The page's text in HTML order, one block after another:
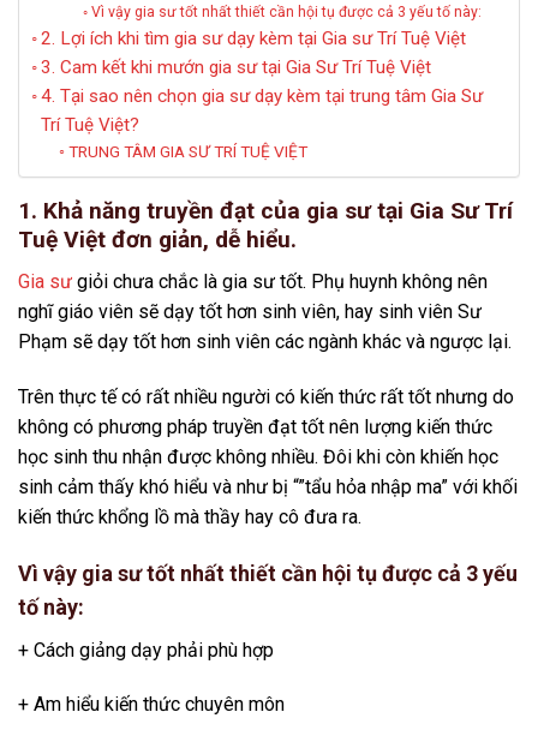
Vì vậy gia sư tốt nhất thiết cần hội tụ được cả 3 yếu tố này:
2. Lợi ích khi tìm gia sư dạy kèm tại Gia sư Trí Tuệ Việt
3. Cam kết khi mướn gia sư tại Gia Sư Trí Tuệ Việt
4. Tại sao nên chọn gia sư dạy kèm tại trung tâm Gia Sư
Trí Tuệ Việt?
TRUNG TÂM GIA SƯ TRÍ TUỆ VIỆT
1. Khả năng truyền đạt của gia sư tại Gia Sư Trí
Tuệ Việt đơn giản, dễ hiểu.
Gia sư giỏi chưa chắc là gia sư tốt. Phụ huynh không nên
nghĩ giáo viên sẽ dạy tốt hơn sinh viên, hay sinh viên Sư
Phạm sẽ dạy tốt hơn sinh viên các ngành khác và ngược lại.
Trên thực tế có rất nhiều người có kiến thức rất tốt nhưng do
không có phương pháp truyền đạt tốt nên lượng kiến thức
học sinh thu nhận được không nhiều. Đôi khi còn khiến học
sinh cảm thấy khó hiểu và như bị “”tẩu hỏa nhập ma” với khối
kiến thức khổng lồ mà thầy hay cô đưa ra.
Vì vậy gia sư tốt nhất thiết cần hội tụ được cả 3 yếu
tố này:
+ Cách giảng dạy phải phù hợp
+ Am hiểu kiến thức chuyên môn